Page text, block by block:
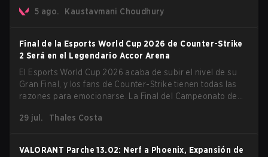
plataformas de streaming a nivel mundial el 7 de agosto,
5 ago. Kaustavmani Choudhury
Final de la Esports World Cup 2026 de Counter-Strike
2 Será en el Legendario Accor Arena
El Esports World Cup 2026 acaba de subir el nivel de su
Gran Final, y los fans de Counter-Strike tienen todas las
razones para emocionarse. La Final del Campeonato de
histórico Accor Arena de París, marcando el capítulo final
29 jul. Thales Costa
VALORANT Parche 13.02: Nerf a Phoenix, Expansión de